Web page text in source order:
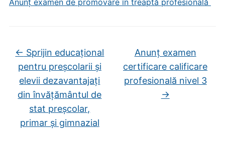
Anunț examen de promovare în treaptă profesională
← Sprijin educațional
pentru preșcolarii și
elevii dezavantajați
din învățământul de
stat preșcolar,
primar și gimnazial
Anunț examen
certificare calificare
profesională nivel 3
→